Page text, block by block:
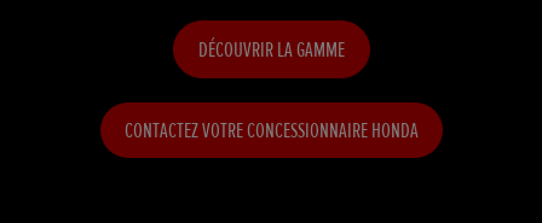
DÉCOUVRIR LA GAMME
CONTACTEZ VOTRE CONCESSIONNAIRE HONDA